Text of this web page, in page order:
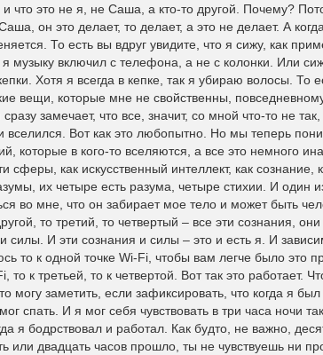
и что это не я, не Саша, а кто-то другой. Почему?
он это делает, то делает, а это не делает. А
То есть вы вдруг увидите, что я сижу, как
я музыку включил с телефона, а не с колонки. Или
Хотя я всегда в кепке, так я убираю волосы. То
вещи, которые мне не свойственны,
замечает, что все, значит, со мной что-то не
вселился. Вот как это любопытно. Но мы теперь
которые в кого-то вселяются, а все это немного
сферы, как искусственный интеллект, как сознание,
их четыре есть разума, четыре стихии. И один
во мне, что он забирает мое тело и может быть
то третий, то четвертый – все эти сознания,
силы. И эти сознания и силы – это и есть я. И
то к одной точке Wi-Fi, чтобы вам легче было это
то к третьей, то к четвертой. Вот так это работает.
могу заметить, если зафиксировать, что когда я
спать. И я мог себя чувствовать в три часа ночи
я бодрствовал и работал. Как будто, не важно,
или двадцать часов прошло, ты не чувствуешь ни